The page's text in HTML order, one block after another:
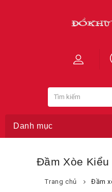
Danh mục
Đầm Xòe
Trang chủ Đầm